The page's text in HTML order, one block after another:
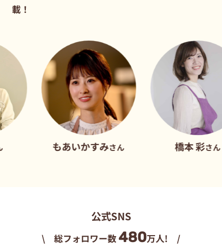
載！
もあいかすみさん 橋本 彩さん
公式SNS
\ 総フォロワー数480万人! /